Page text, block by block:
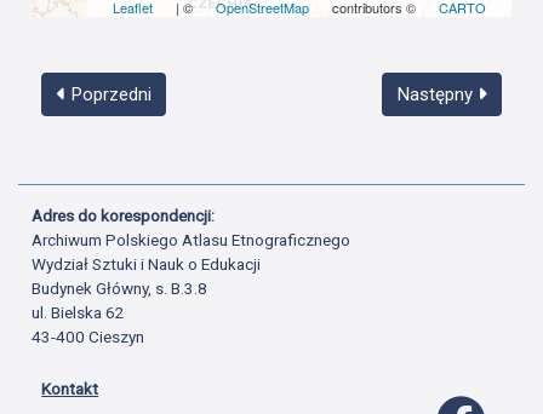
Leaflet | © OpenStreetMap contributors © CARTO
Poprzedni Następny
Adres do korespondencji:
Archiwum Polskiego Atlasu Etnograficznego
Wydział Sztuki i Nauk o Edukacji
Budynek Główny, s. B.3.8
ul. Bielska 62
43-400 Cieszyn
Kontakt